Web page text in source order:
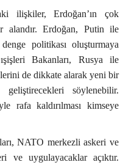
ilişkiler, Erdoğan’ın çok
alandır. Erdoğan, Putin ile
politikası oluşturmaya
Bakanları, Rusya ile
de dikkate alarak yeni bir
söylenebilir.
rafa kaldırılması kimseye
NATO merkezli askeri ve
ve uygulayacaklar açıktır.